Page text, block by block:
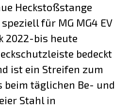
Heckstoßstange
für MG MG4 EV
2022-bis heute
bedeckt
ist ein Streifen zum
beim täglichen Be- und
Stahl in